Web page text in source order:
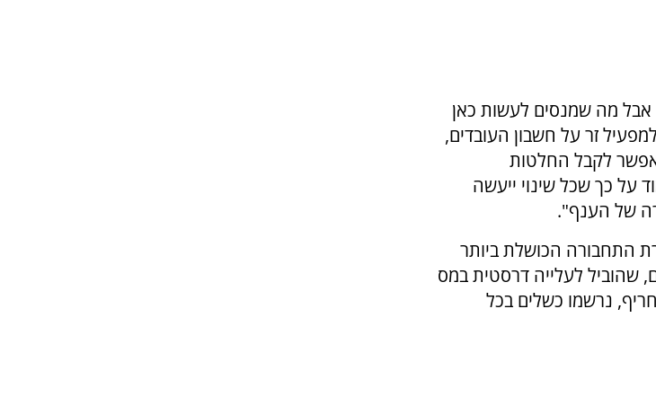
אבל מה שמנסים לעשות כאן
זר על חשבון העובדים,
אפשר לקבל החלטות
על כך שכל שינוי ייעשה
של הענף".
התחבורה הכושלת ביותר
שהוביל לעלייה דרסטית במס
נרשמו כשלים בכל